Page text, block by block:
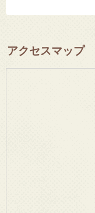
アクセスマップ